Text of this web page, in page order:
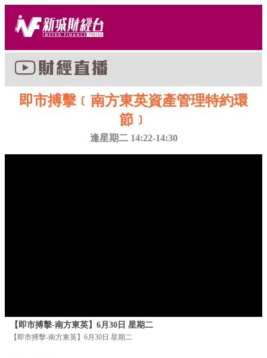
即市搏擊﹝南方東英資產管理特約環
節﹞
逢星期二 14:22-14:30
【即市搏擊-南方東英】6月30日 星期二
【即市搏擊-南方東英】6月30日 星期二